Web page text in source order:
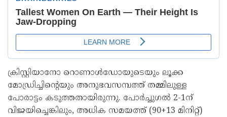
ക്രിസ്റ്റിയാനോ റൊണാള്‍ഡോയുടെയും ലൂക്ക
മോഡ്രിച്ചിന്റെയും അനുഭവസമ്പത്ത് തമ്മിലുള്ള
പോരാട്ടം കടുത്തതായിരുന്നു. പോര്‍ച്ചുഗല്‍ 2-1ന്
വിജയിച്ചെങ്കിലും, അധിക സമയത്ത് (90+13 മിനിറ്റ്)